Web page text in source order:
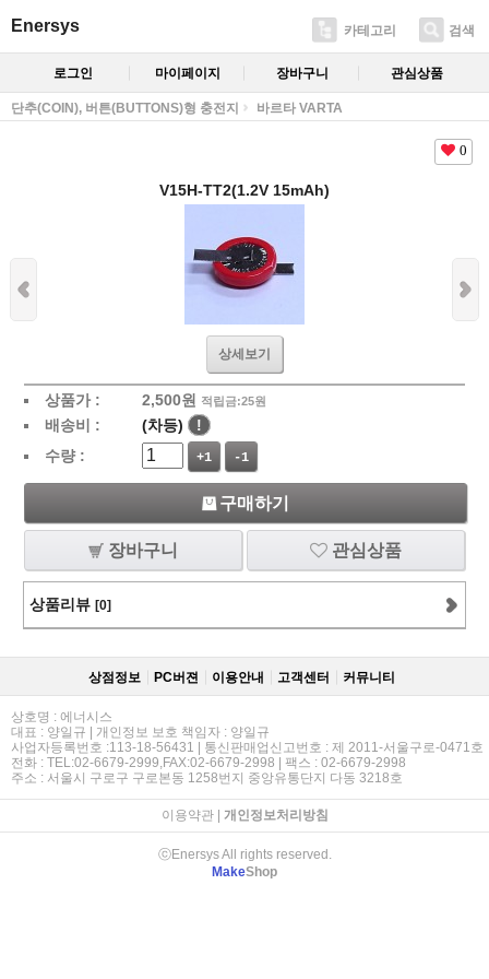
Enersys 카테고리 검색
로그인 마이페이지 장바구니 관심상품
단추(COIN), 버튼(BUTTONS)형 충전지 바르타 VARTA
0
V15H-TT2(1.2V 15mAh)
상세보기
상품가 : 2,500원 적립금:25원
배송비 : (차등)
!
수량 :
+1 -1
구매하기
장바구니 관심상품
상품리뷰 [0]
상점정보 PC버젼 이용안내 고객센터 커뮤니티
상호명 : 에너시스
대표 : 양일규 | 개인정보 보호 책임자 : 양일규
사업자등록번호 :113-18-56431 | 통신판매업신고번호 : 제 2011-서울구로-0471호
전화 : TEL:02-6679-2999,FAX:02-6679-2998 | 팩스 : 02-6679-2998
주소 : 서울시 구로구 구로본동 1258번지 중앙유통단지 다동 3218호
이용약관| 개인정보처리방침
ⓒEnersys All rights reserved.
MakeShop